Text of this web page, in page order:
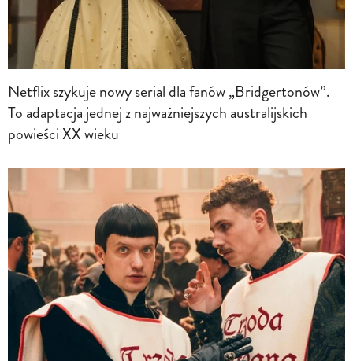
Netflix szykuje nowy serial dla fanów „Bridgertonów”.
To adaptacja jednej z najważniejszych australijskich
powieści XX wieku